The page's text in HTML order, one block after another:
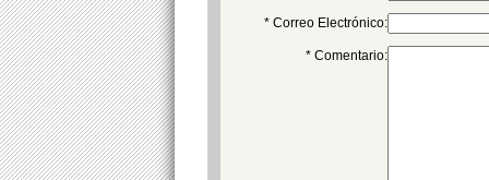
* Correo Electrónico:
* Comentario: